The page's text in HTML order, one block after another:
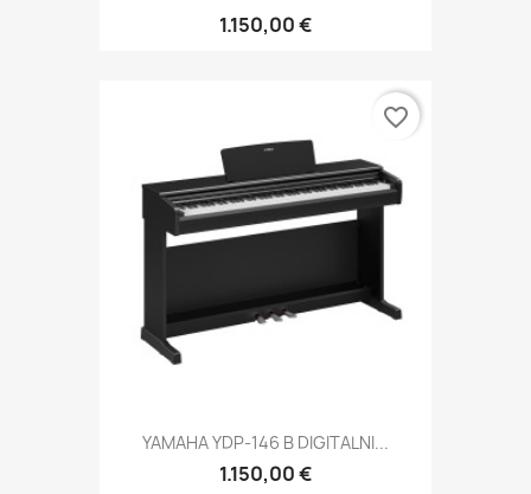
1.150,00 €
YAMAHA YDP-146 B DIGITALNI...
1.150,00 €
favorite_border